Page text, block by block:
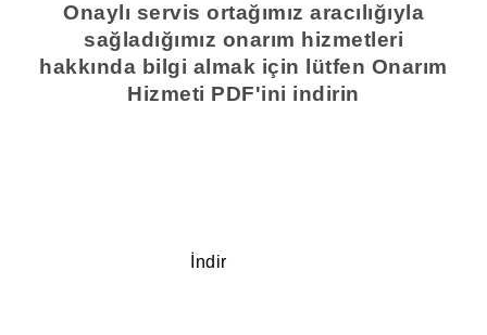
Onaylı servis ortağımız aracılığıyla
sağladığımız onarım hizmetleri
hakkında bilgi almak için lütfen Onarım
Hizmeti PDF'ini indirin
İndir